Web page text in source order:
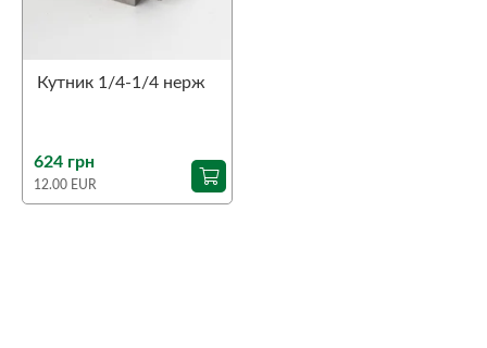
Кутник 1/4-1/4 нерж
624 грн
12.00 EUR